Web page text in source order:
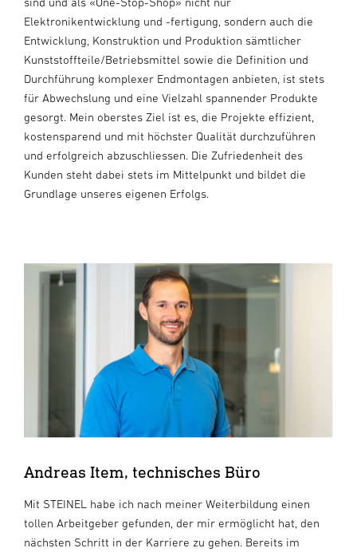
Elektronikentwicklung und -fertigung, sondern auch die
Entwicklung, Konstruktion und Produktion sämtlicher
Kunststoffteile/Betriebsmittel sowie die Definition und
Durchführung komplexer Endmontagen anbieten, ist stets
für Abwechslung und eine Vielzahl spannender Produkte
gesorgt. Mein oberstes Ziel ist es, die Projekte effizient,
kostensparend und mit höchster Qualität durchzuführen
und erfolgreich abzuschliessen. Die Zufriedenheit des
Kunden steht dabei stets im Mittelpunkt und bildet die
Grundlage unseres eigenen Erfolgs.
Andreas Item, technisches Büro
Mit STEINEL habe ich nach meiner Weiterbildung einen
tollen Arbeitgeber gefunden, der mir ermöglicht hat, den
nächsten Schritt in der Karriere zu gehen. Bereits im